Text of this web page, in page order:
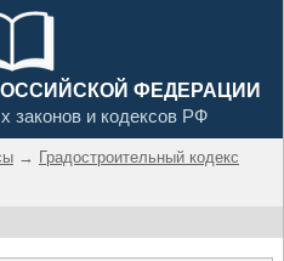
ФЕДЕРАЦИИ
законов и кодексов РФ
→ Градостроительный кодекс